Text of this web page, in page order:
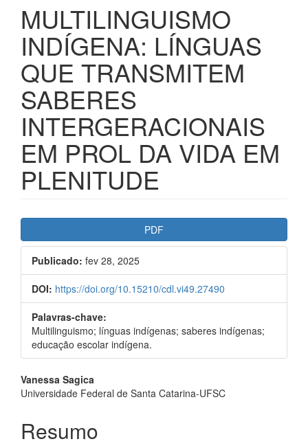
MULTILINGUISMO
INDÍGENA: LÍNGUAS
QUE TRANSMITEM
SABERES
INTERGERACIONAIS
EM PROL DA VIDA EM
PLENITUDE
PDF
Publicado: fev 28, 2025
DOI: https://doi.org/10.15210/cdl.vi49.27490
Palavras-chave:
Multilinguismo; línguas indígenas; saberes indígenas;
educação escolar indígena.
Vanessa Sagica
Universidade Federal de Santa Catarina-UFSC
Resumo